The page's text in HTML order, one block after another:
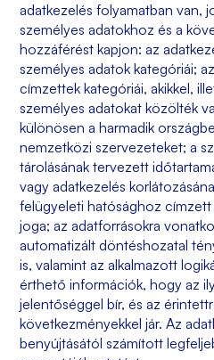
adatkezelés folyamatban van,
személyes adatokhoz és a
hozzáférést kapjon: az
személyes adatok kategóriái;
címzettek kategóriái, akikkel,
személyes adatokat közölték
különösen a harmadik
nemzetközi szervezeteket; a
tárolásának tervezett
vagy adatkezelés
felügyeleti hatósághoz címzett
joga; az adatforrásokra
automatizált döntéshozatal
is, valamint az alkalmazott
érthető információk, hogy az
jelentőséggel bír, és az
következményekkel jár. Az
benyújtásától számított